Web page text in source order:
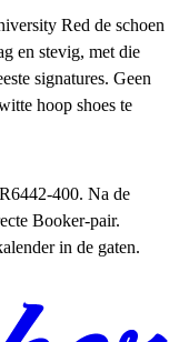
Red de schoen
en stevig, met die
signatures. Geen
hoop shoes te
400. Na de
Booker-pair.
in de gaten.